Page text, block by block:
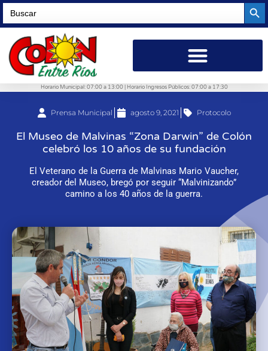
Search
for:
Horario Municipal: 07:00 a 13:00 | Horario Ingresos Públicos: 07:00 a 17:30
Prensa Municipal agosto 9, 2021 Protocolo
El Museo de Malvinas “Zona Darwin” de Colón
celebró los 10 años de su fundación
El Veterano de la Guerra de Malvinas Mario Vaucher,
creador del Museo, bregó por seguir “Malvinizando”
camino a los 40 años de la guerra.